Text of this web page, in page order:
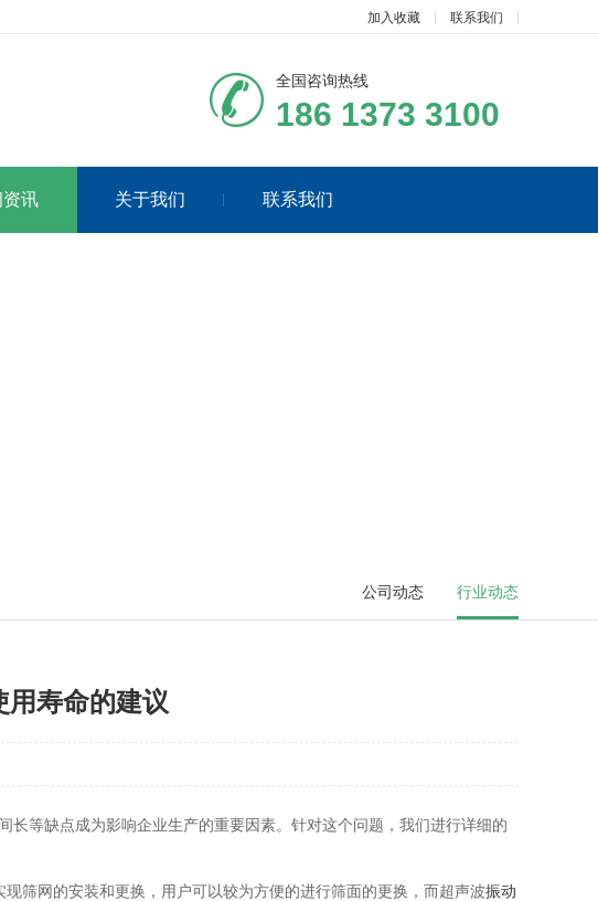
加入收藏 联系我们
全国咨询热线
186 1373 3100
资讯 关于我们 联系我们
公司动态 行业动态
用寿命的建议
等缺点成为影响企业生产的重要因素。针对这个问题，我们进行详细的
筛网的安装和更换，用户可以较为方便的进行筛面的更换，而超声波振动